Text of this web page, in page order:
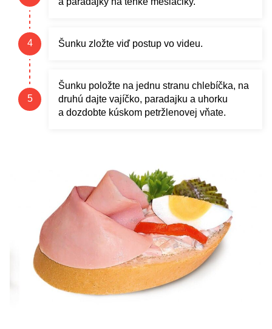
Šunku zložte viď postup vo videu.
Šunku položte na jednu stranu chlebíčka, na
druhú dajte vajíčko, paradajku a uhorku
a dozdobte kúskom petržlenovej vňate.